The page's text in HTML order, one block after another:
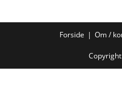
Forside Om /